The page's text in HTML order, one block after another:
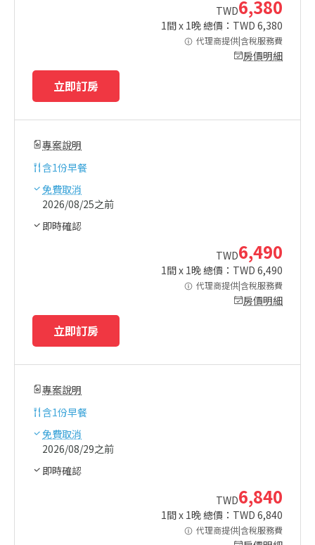
TWD6,380
1間 x 1晚 總價：TWD 6,380
代理商提供|含稅服務費
房價明細
立即訂房
專案說明
含1份早餐
免費取消
2026/08/25之前
即時確認
TWD6,490
1間 x 1晚 總價：TWD 6,490
代理商提供|含稅服務費
房價明細
立即訂房
專案說明
含1份早餐
免費取消
2026/08/29之前
即時確認
TWD6,840
1間 x 1晚 總價：TWD 6,840
代理商提供|含稅服務費